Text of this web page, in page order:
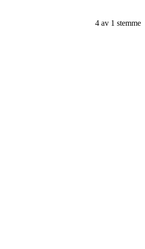
4 av 1 stemme